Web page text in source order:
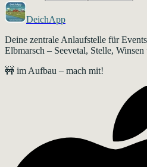
DeichApp
Deine zentrale Anlaufstelle für
Elbmarsch – Seevetal, Stelle,
🚧 im Aufbau – mach mit!